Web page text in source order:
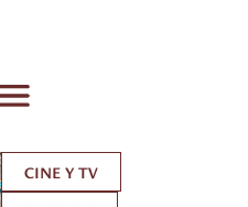
CINE Y TV